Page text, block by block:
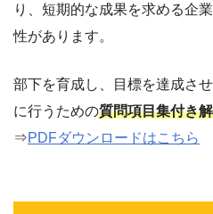
り、短期的な成果を求める企
性があります。
部下を育成し、目標を達成さ
に行うための質問項目集付き
⇒PDFダウンロードはこちら